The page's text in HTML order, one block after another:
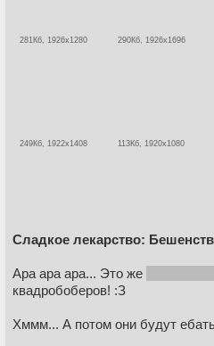
281Кб, 1926x1280 290Кб, 1926x1696
249Кб, 1922x1408 113Кб, 1920x1080
Сладкое лекарство:
Ара ара ара... Это же
квадробоберов! :З
Хммм... А потом они будут